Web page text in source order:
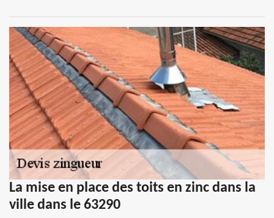
La mise en place des toits en zinc dans la
ville dans le 63290